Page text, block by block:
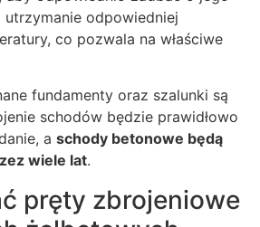
odpowiedniej
co pozwala na właściwe
fundamenty oraz szalunki są
schodów będzie prawidłowo
a schody betonowe będą
wiele lat.
pręty zbrojeniowe